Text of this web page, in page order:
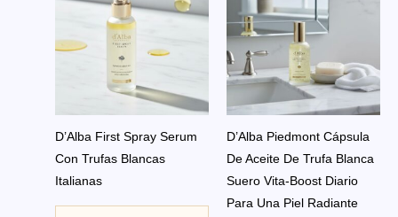
D’Alba First Spray Serum
Con Trufas Blancas
Italianas
D’Alba Piedmont Cápsula
De Aceite De Trufa Blanca
Suero Vita-Boost Diario
Para Una Piel Radiante